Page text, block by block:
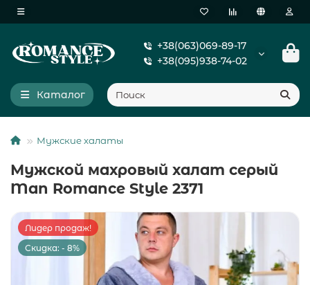
+38(063)069-89-17
+38(095)938-74-02
Каталог
Мужские халаты
Мужской махровый халат серый
Man Romance Style 2371
Лидер продаж!
Скидка: - 8%